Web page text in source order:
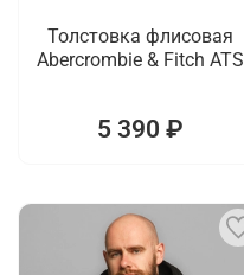
Толстовка флисовая
Abercrombie & Fitch ATS
5 390 ₽